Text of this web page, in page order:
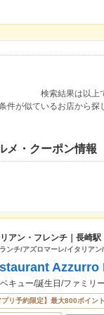
検索結果は以上
件が似ているお店から探
メ・クーポン情報
アン・フレンチ｜長崎駅
ンチ/アズロマーレ/イタリア
キュー/誕生日/ファミリ
プリ予約限定】最大800ポイン